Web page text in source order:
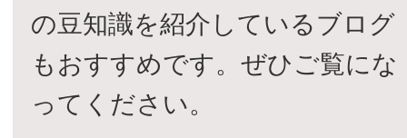
の豆知識を紹介しているブログ
もおすすめです。ぜひご覧にな
ってください。